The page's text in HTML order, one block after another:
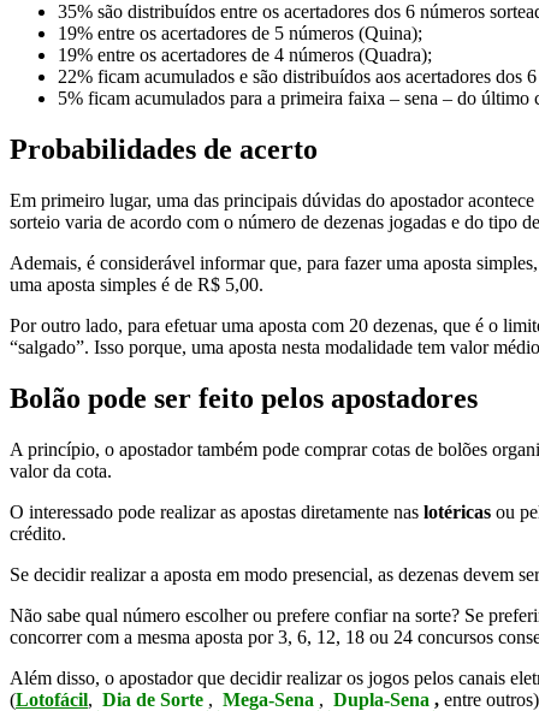
35% são distribuídos entre os acertadores dos 6 números
19% entre os acertadores de 5 números (Quina);
19% entre os acertadores de 4 números (Quadra);
22% ficam acumulados e são distribuídos aos acertadores dos
5% ficam acumulados para a primeira faixa – sena – do
Probabilidades de acerto
Em primeiro lugar, uma das principais dúvidas do apostador acontece
sorteio varia de acordo com o número de dezenas jogadas e do tipo
Ademais, é considerável informar que, para fazer uma aposta
uma aposta simples é de R$ 5,00.
Por outro lado, para efetuar uma aposta com 20 dezenas, que é o
“salgado”. Isso porque, uma aposta nesta modalidade tem valor
Bolão pode ser feito pelos apostadores
A princípio, o apostador também pode comprar cotas de bolões
valor da cota.
O interessado pode realizar as apostas diretamente nas lotéricas ou
crédito.
Se decidir realizar a aposta em modo presencial, as dezenas devem
Não sabe qual número escolher ou prefere confiar na sorte? Se
concorrer com a mesma aposta por 3, 6, 12, 18 ou 24 concursos
Além disso, o apostador que decidir realizar os jogos pelos canais
(Lotofácil, Dia de Sorte , Mega-Sena , Dupla-Sena , entre